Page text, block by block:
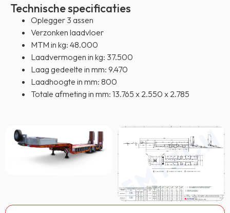
Technische specificaties
Oplegger 3 assen
Verzonken laadvloer
MTM in kg: 48.000
Laadvermogen in kg: 37.500
Laag gedeelte in mm: 9.470
Laadhoogte in mm: 800
Totale afmeting in mm: 13.765 x 2.550 x 2.785